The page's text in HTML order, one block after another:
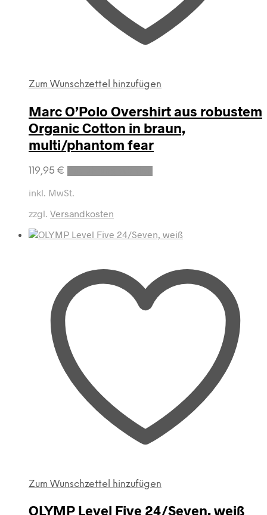
Zum Wunschzettel hinzufügen
Marc O’Polo Overshirt aus robustem
Organic Cotton in braun,
multi/phantom fear
119,95 €
Dieses
Die
der
Produktseite
gewählt
inkl. MwSt.
zzgl. Versandkosten
Zum Wunschzettel hinzufügen
OLYMP Level Five 24/Seven, weiß